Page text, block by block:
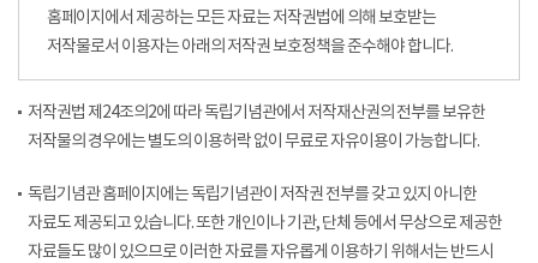
홈페이지에서 제공하는 모든 자료는 저작권법에 의해 보호받는
저작물로서 이용자는 아래의 저작권 보호정책을 준수해야 합니다.
저작권법 제24조의2에 따라 독립기념관에서 저작재산권의 전부를 보유한
저작물의 경우에는 별도의 이용허락 없이 무료로 자유이용이 가능합니다.
독립기념관 홈페이지에는 독립기념관이 저작권 전부를 갖고 있지 아니한
자료도 제공되고 있습니다. 또한 개인이나 기관, 단체 등에서 무상으로 제공한
자료들도 많이 있으므로 이러한 자료를 자유롭게 이용하기 위해서는 반드시